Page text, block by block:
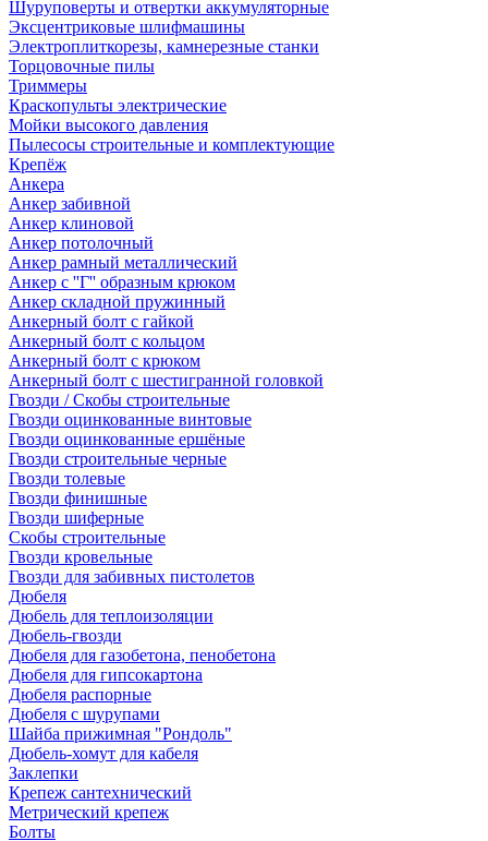
Шуруповерты и отвертки аккумуляторные
Эксцентриковые шлифмашины
Электроплиткорезы, камнерезные станки
Торцовочные пилы
Триммеры
Краскопульты электрические
Мойки высокого давления
Пылесосы строительные и комплектующие
Крепёж
Анкера
Анкер забивной
Анкер клиновой
Анкер потолочный
Анкер рамный металлический
Анкер с ''Г'' образным крюком
Анкер складной пружинный
Анкерный болт с гайкой
Анкерный болт с кольцом
Анкерный болт с крюком
Анкерный болт с шестигранной головкой
Гвозди / Скобы строительные
Гвозди оцинкованные винтовые
Гвозди оцинкованные ершёные
Гвозди строительные черные
Гвозди толевые
Гвозди финишные
Гвозди шиферные
Скобы строительные
Гвозди кровельные
Гвозди для забивных пистолетов
Дюбеля
Дюбель для теплоизоляции
Дюбель-гвозди
Дюбеля для газобетона, пенобетона
Дюбеля для гипсокартона
Дюбеля распорные
Дюбеля с шурупами
Шайба прижимная "Рондоль"
Дюбель-хомут для кабеля
Заклепки
Крепеж сантехнический
Метрический крепеж
Болты